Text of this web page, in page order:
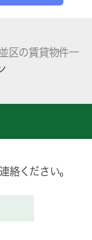
区の賃貸物件一
絡ください。